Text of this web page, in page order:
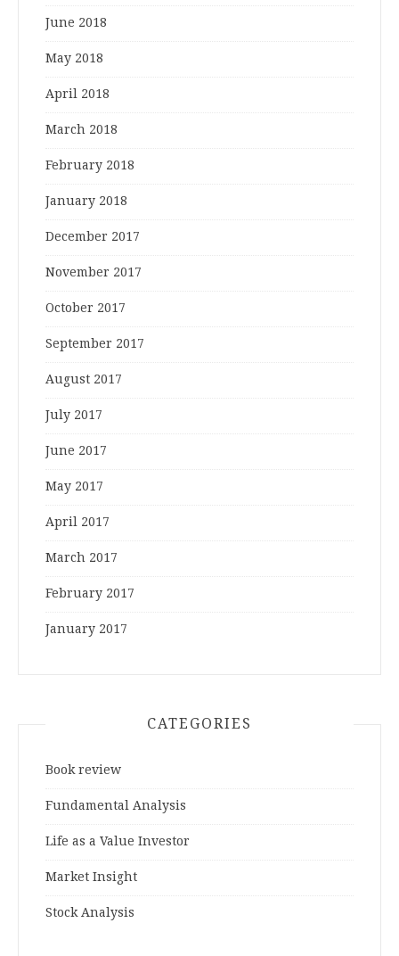
June 2018
May 2018
April 2018
March 2018
February 2018
January 2018
December 2017
November 2017
October 2017
September 2017
August 2017
July 2017
June 2017
May 2017
April 2017
March 2017
February 2017
January 2017
CATEGORIES
Book review
Fundamental Analysis
Life as a Value Investor
Market Insight
Stock Analysis